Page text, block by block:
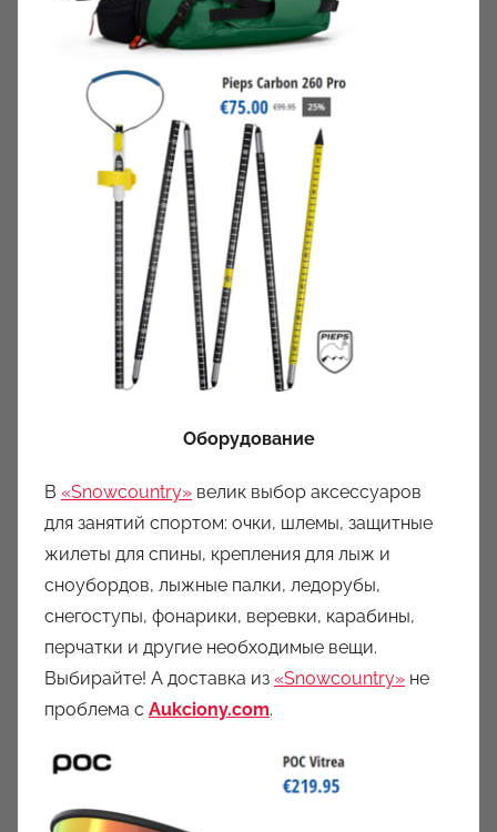
Оборудование
В «Snowcountry» велик выбор аксессуаров
для занятий спортом: очки, шлемы, защитные
жилеты для спины, крепления для лыж и
сноубордов, лыжные палки, ледорубы,
снегоступы, фонарики, веревки, карабины,
перчатки и другие необходимые вещи.
Выбирайте! А доставка из «Snowcountry» не
проблема с Aukciony.com.